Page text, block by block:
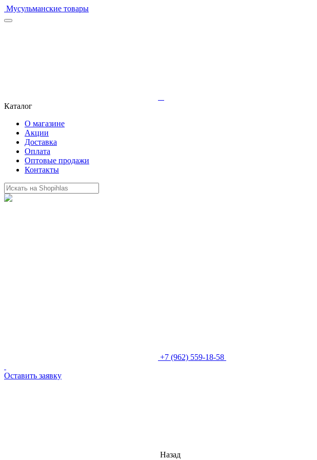
Мусульманские товары
Каталог
О магазине
Акции
Доставка
Оплата
Оптовые продажи
Контакты
+7 (962) 559-18-58
Оставить заявку
Назад